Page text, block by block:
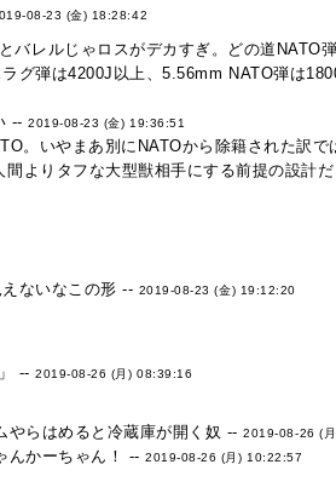
08-23 (金) 18:28:42
バレルじゃロスがデカすぎ。どの道NATO
グ弾は4200J以上、5.56mm NATO弾は
--2019-08-23 (金) 19:36:51
。いやまあ別にNATOから除籍された訳で
よりタフな大型獣相手にする前提の設計
ないなこの形 -- 2019-08-23 (金) 19:12:20
--2019-08-26 (月) 08:39:16
やらはめると冷蔵庫が開く奴 --2019-08-26 (
んかーちゃん！ --2019-08-26 (月) 10:22:57